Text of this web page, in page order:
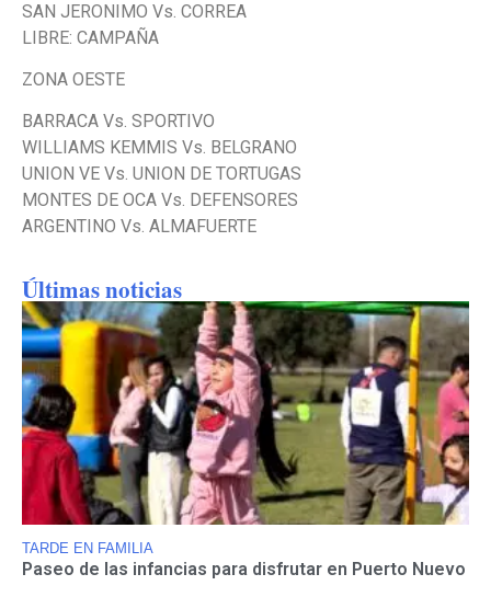
SAN JERONIMO Vs. CORREA
LIBRE: CAMPAÑA
ZONA OESTE
BARRACA Vs. SPORTIVO
WILLIAMS KEMMIS Vs. BELGRANO
UNION VE Vs. UNION DE TORTUGAS
MONTES DE OCA Vs. DEFENSORES
ARGENTINO Vs. ALMAFUERTE
Últimas noticias
TARDE EN FAMILIA
Paseo de las infancias para disfrutar en Puerto Nuevo